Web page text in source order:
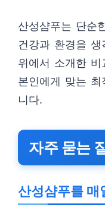
산성샴푸는 단순
건강과 환경을
위에서 소개한 비
본인에게 맞는
니다.
자주 묻는
산성샴푸를 매